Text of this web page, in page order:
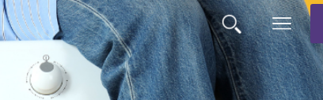
Buscar
Menú
Burger